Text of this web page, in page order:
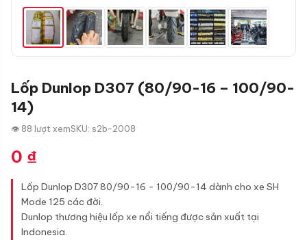
Lốp Dunlop D307 (80/90-16 – 100/90-
14)
👁 88 lượt xemSKU: s2b-2008
0 ₫
Lốp Dunlop D307 80/90-16 - 100/90-14 dành cho xe SH
Mode 125 các đời.
Dunlop thương hiệu lốp xe nổi tiếng được sản xuất tại
Indonesia.